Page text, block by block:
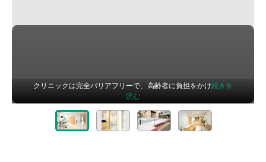
クリニックは完全バリアフリーで、高齢者に負担をかけ続きを
読む